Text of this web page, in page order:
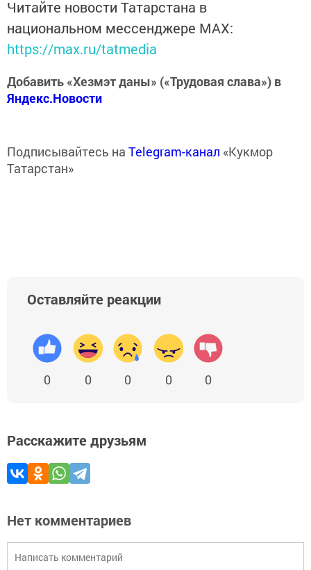
Читайте новости Татарстана в
национальном мессенджере MАХ:
https://max.ru/tatmedia
Добавить «Хезмэт даны» («Трудовая слава») в
Яндекс.Новости
Подписывайтесь на Telegram-канал «Кукмор
Татарстан»
Оставляйте реакции
0 0 0 0 0
Расскажите друзьям
Нет комментариев